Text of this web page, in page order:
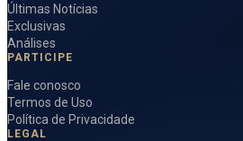
Últimas Notícias
Exclusivas
Análises
PARTICIPE
Fale conosco
Termos de Uso
Política de Privacidade
LEGAL